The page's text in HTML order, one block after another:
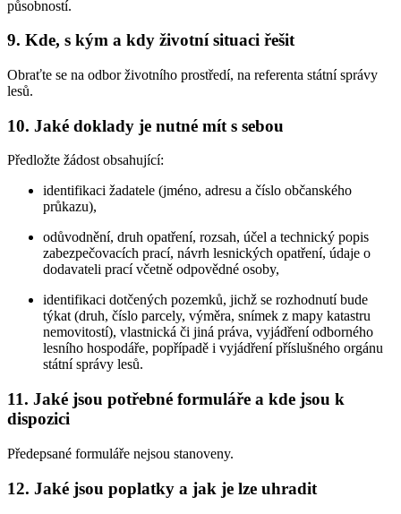
působností.
9. Kde, s kým a kdy životní situaci řešit
Obraťte se na odbor životního prostředí, na referenta státní správy
lesů.
10. Jaké doklady je nutné mít s sebou
Předložte žádost obsahující:
identifikaci žadatele (jméno, adresu a číslo občanského
průkazu),
odůvodnění, druh opatření, rozsah, účel a technický popis
zabezpečovacích prací, návrh lesnických opatření, údaje o
dodavateli prací včetně odpovědné osoby,
identifikaci dotčených pozemků, jichž se rozhodnutí bude
týkat (druh, číslo parcely, výměra, snímek z mapy katastru
nemovitostí), vlastnická či jiná práva, vyjádření odborného
lesního hospodáře, popřípadě i vyjádření příslušného orgánu
státní správy lesů.
11. Jaké jsou potřebné formuláře a kde jsou k
dispozici
Předepsané formuláře nejsou stanoveny.
12. Jaké jsou poplatky a jak je lze uhradit